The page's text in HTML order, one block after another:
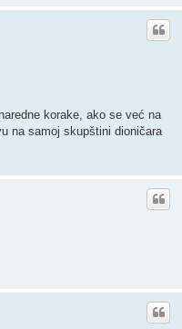
korake, ako se već na
na samoj skupštini dioničara